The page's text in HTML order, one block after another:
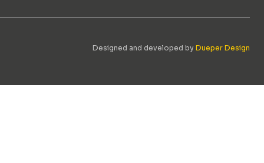
Designed and developed by Dueper Design